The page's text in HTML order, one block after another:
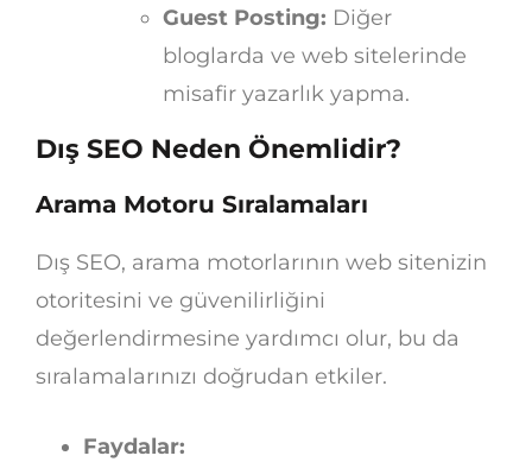
Guest Posting: Diğer
bloglarda ve web sitelerinde
misafir yazarlık yapma.
Dış SEO Neden Önemlidir?
Arama Motoru Sıralamaları
Dış SEO, arama motorlarının web sitenizin
otoritesini ve güvenilirliğini
değerlendirmesine yardımcı olur, bu da
sıralamalarınızı doğrudan etkiler.
Faydalar: